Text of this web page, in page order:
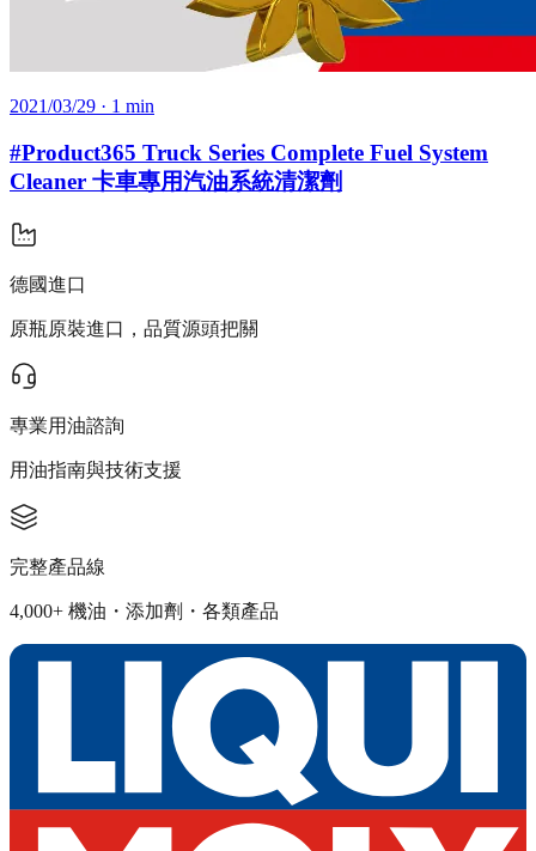
2021/03/29 · 1 min
#Product365 Truck Series Complete Fuel System
Cleaner 卡車專用汽油系統清潔劑
德國進口
原瓶原裝進口，品質源頭把關
專業用油諮詢
用油指南與技術支援
完整產品線
4,000+ 機油・添加劑・各類產品